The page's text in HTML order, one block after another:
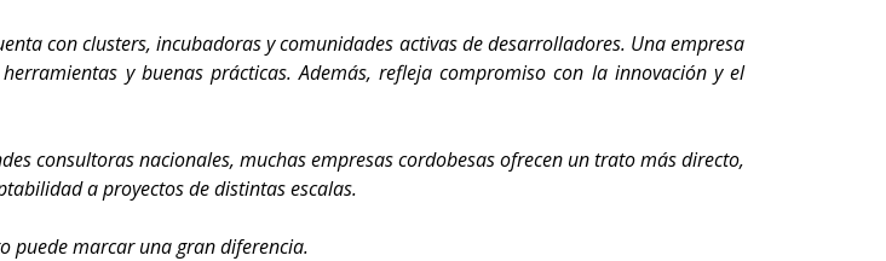
con clusters, incubadoras y comunidades activas de desarrolladores. Una empresa
y buenas prácticas. Además, refleja compromiso con la innovación y el
consultoras nacionales, muchas empresas cordobesas ofrecen un trato más directo,
a proyectos de distintas escalas.
puede marcar una gran diferencia.